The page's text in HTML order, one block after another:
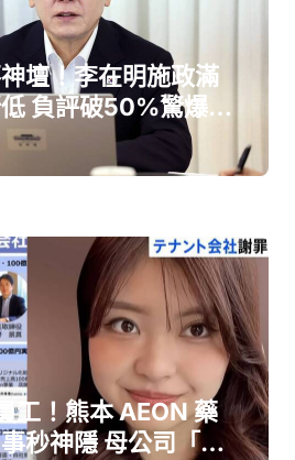
壇！李在明施政滿
負評破50%驚爆
」全面炸裂！
工！熊本 AEON 藥
秒神隱 母公司「光